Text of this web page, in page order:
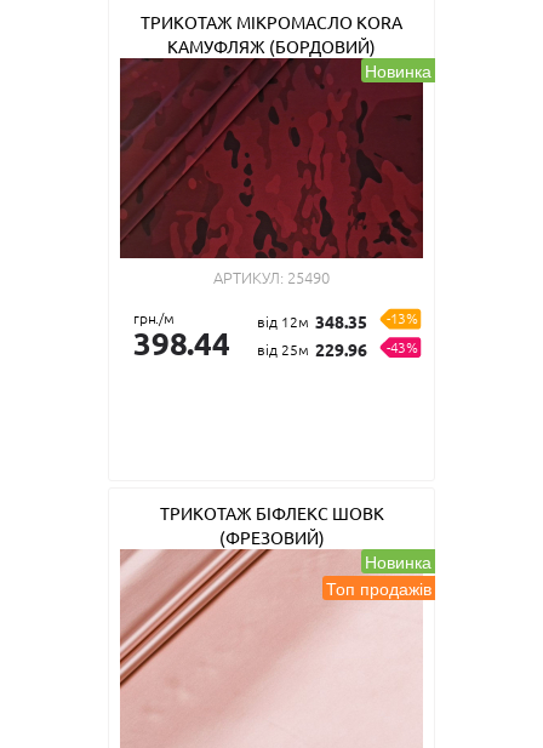
ТРИКОТАЖ МІКРОМАСЛО KORA
КАМУФЛЯЖ (БОРДОВИЙ)
Новинка
АРТИКУЛ: 25490
грн./м
398.44
від 12м 348.35
-13%
від 25м 229.96 -43%
ТРИКОТАЖ БІФЛЕКС ШОВК
(ФРЕЗОВИЙ)
Новинка
Топ продажів